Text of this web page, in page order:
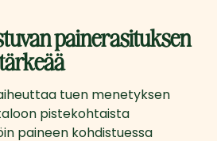
painerasituksen
tuen menetyksen
pistekohtaista
paineen kohdistuessa